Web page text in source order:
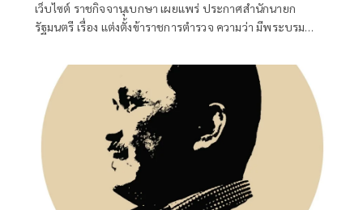
เว็บไซต์ ราชกิจจานุเบกษา เผยแพร่ ประกาศสำนักนายก
รัฐมนตรี เรื่อง แต่งตั้งข้าราชการตำรวจ ความว่า มีพระบรม